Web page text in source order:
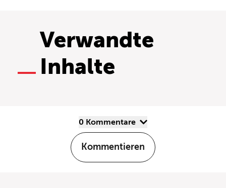
Verwandte
Inhalte
0 Kommentare
Kommentieren